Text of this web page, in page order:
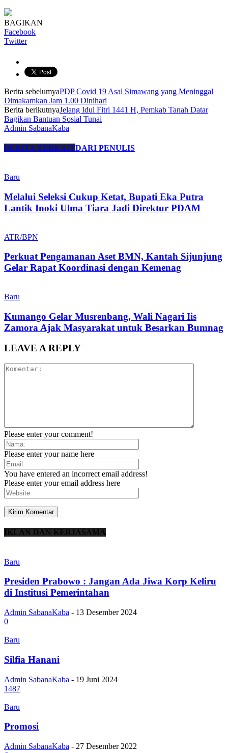
BAGIKAN
Facebook
Twitter
Berita sebelumyaPDP Covid 19 Asal Simawang yang Meninggal
Dimakamkan Jam 1.00 Dinihari
Berita berikutnyaJelang Idul Fitri 1441 H, Pemkab Tanah Datar
Bagikan Bantuan Sosial Tunai
Admin SabanaKaba
BERITA TERKAITDARI PENULIS
Baru
Melalui Seleksi Cukup Ketat, Bupati Eka Putra
Lantik Inoki Ulma Tiara Jadi Direktur PDAM
ATR/BPN
Perkuat Pengamanan Aset BMN, Kantah Sijunjung
Gelar Rapat Koordinasi dengan Kemenag
Baru
Kumango Gelar Musrenbang, Wali Nagari Iis
Zamora Ajak Masyarakat untuk Besarkan Bumnag
LEAVE A REPLY
Please enter your comment!
Please enter your name here
You have entered an incorrect email address!
Please enter your email address here
IKLAN DAN KERJASAMA
Baru
Presiden Prabowo : Jangan Ada Jiwa Korp Keliru
di Institusi Pemerintahan
Admin SabanaKaba - 13 Desember 2024
0
Baru
Silfia Hanani
Admin SabanaKaba - 19 Juni 2024
1487
Baru
Promosi
Admin SabanaKaba - 27 Desember 2022